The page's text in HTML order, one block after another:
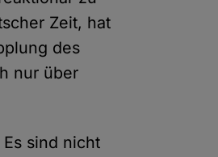
Zeit, hat
des
nur über
sind nicht